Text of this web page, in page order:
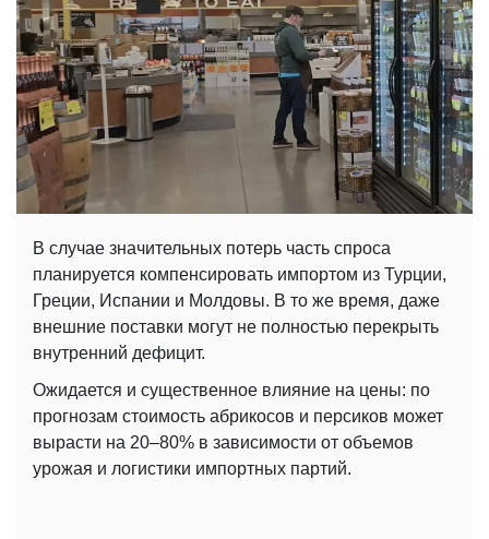
В случае значительных потерь часть спроса
планируется компенсировать импортом из Турции,
Греции, Испании и Молдовы. В то же время, даже
внешние поставки могут не полностью перекрыть
внутренний дефицит.
Ожидается и существенное влияние на цены: по
прогнозам стоимость абрикосов и персиков может
вырасти на 20–80% в зависимости от объемов
урожая и логистики импортных партий.